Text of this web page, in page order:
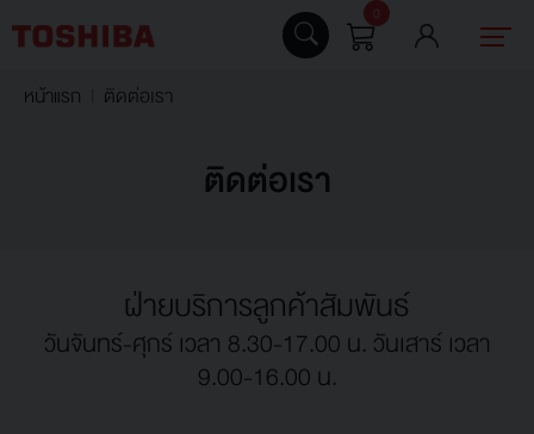
0
หน้าแรก ติดต่อเรา
ติดต่อเรา
ฝ่ายบริการลูกค้าสัมพันธ์
วันจันทร์-ศุกร์ เวลา 8.30-17.00 น. วันเสาร์ เวลา
9.00-16.00 น.